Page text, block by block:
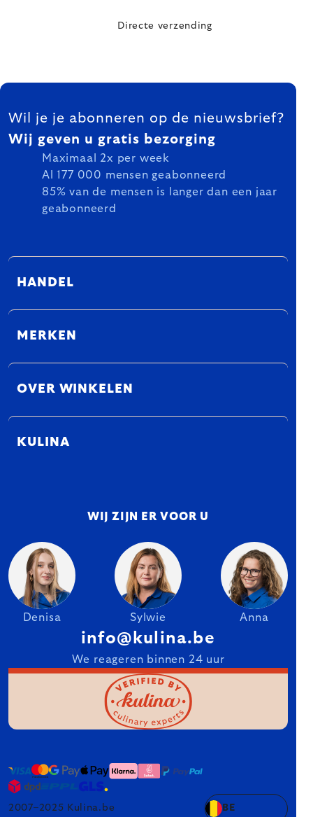
Directe verzending
FOOTER
Wil je je abonneren op de nieuwsbrief?
Wij geven u gratis bezorging
Maximaal 2x per week
Al 177 000 mensen geabonneerd
85% van de mensen is langer dan een jaar
geabonneerd
HANDEL
MERKEN
OVER WINKELEN
KULINA
WIJ ZIJN ER VOOR U
Denisa Sylwie Anna
info@kulina.be
We reageren binnen 24 uur
2007–2025 Kulina.be BE